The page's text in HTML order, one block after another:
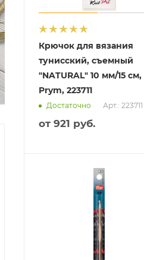
Крючок для вязания
тунисский, съемный
"NATURAL" 10 мм/15 см,
Prym, 223711
Достаточно Арт.: 223711
от 921 руб.